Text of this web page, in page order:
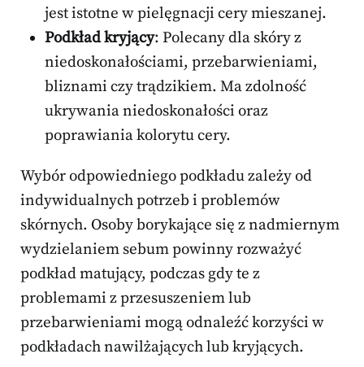
jest istotne w pielęgnacji cery mieszanej.
Podkład kryjący: Polecany dla skóry z
niedoskonałościami, przebarwieniami,
bliznami czy trądzikiem. Ma zdolność
ukrywania niedoskonałości oraz
poprawiania kolorytu cery.
Wybór odpowiedniego podkładu zależy od
indywidualnych potrzeb i problemów
skórnych. Osoby borykające się z nadmiernym
wydzielaniem sebum powinny rozważyć
podkład matujący, podczas gdy te z
problemami z przesuszeniem lub
przebarwieniami mogą odnaleźć korzyści w
podkładach nawilżających lub kryjących.